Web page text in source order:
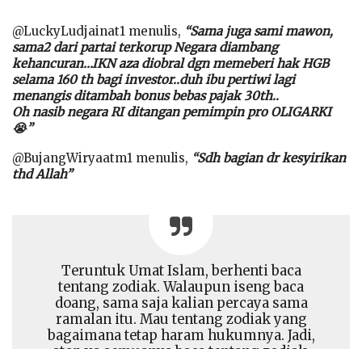
@LuckyLudjainat1 menulis, “Sama juga sami mawon,
sama2 dari partai terkorup Negara diambang
kehancuran…IKN aza diobral dgn memeberi hak HGB
selama 160 th bagi investor..duh ibu pertiwi lagi
menangis ditambah bonus bebas pajak 30th..
Oh nasib negara RI ditangan pemimpin pro OLIGARKI
😭”
@BujangWiryaatm1 menulis, “Sdh bagian dr kesyirikan
thd Allah”
Teruntuk Umat Islam, berhenti baca
tentang zodiak. Walaupun iseng baca
doang, sama saja kalian percaya sama
ramalan itu. Mau tentang zodiak yang
bagaimana tetap haram hukumnya. Jadi,